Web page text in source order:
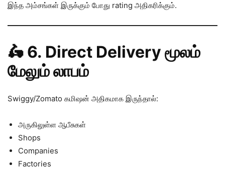
இந்த அம்சங்கள் இருக்கும் போது rating அதிகரிக்கும்.
🛵 6. Direct Delivery மூலம்
மேலும் லாபம்
Swiggy/Zomato கமிஷன் அதிகமாக இருந்தால்:
அருகிலுள்ள ஆபீசுகள்
Shops
Companies
Factories